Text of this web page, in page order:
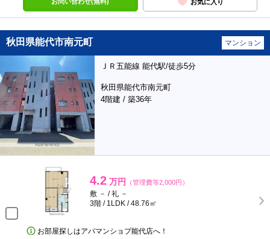
お気に入り
秋田県能代市南元町 マンション
ＪＲ五能線 能代駅/徒歩5分
秋田県能代市南元町
4階建 / 築36年
4.2 万円 （管理費等2,000円）
敷 － / 礼 －
3階 / 1LDK / 48.76㎡
お部屋探しはアパマンショプ能代店へ！